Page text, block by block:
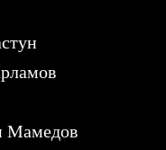
Мамедов